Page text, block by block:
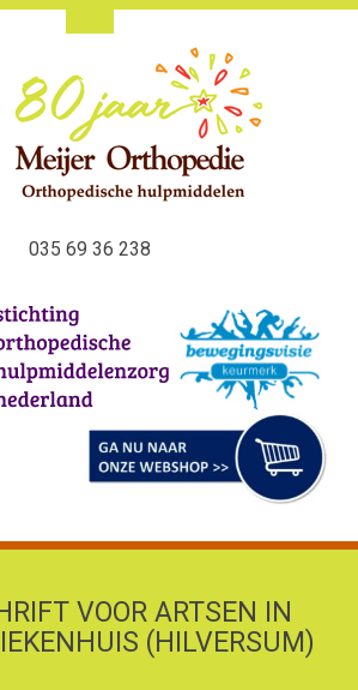
035 69 36 238
VOOR ARTSEN IN
(HILVERSUM)